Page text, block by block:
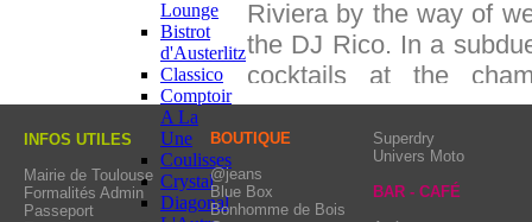
Riviera by the way of
the DJ Rico. In a
cocktails at the
Whenever you come,
tapas selection
other delicious
pleasures of the bar
autres amuses
Tous les soirs,
Hours.
Lounge
Bistrot
d'Austerlitz
Classico
Comptoir
A La
Une
Coulisses
Crystal
Diagonal
INFOS UTILES
Mairie de Toulouse
Formalités Admin
Passeport
Superdry
Univers Moto
BAR - CAFÉ
BOUTIQUE
@jeans
Blue Box
Bonhomme de Bois